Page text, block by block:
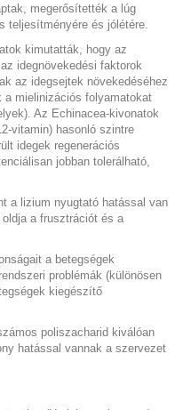
megerősítették a lúg
teljesítményére és jólétére.
kimutatták, hogy az
idegnövekedési faktorok
az idegsejtek növekedéséhez
a mielinizációs folyamatokat
Az Echinacea-kivonatok
vitamin) hasonló szintre
idegek regenerációs
jobban tolerálható,
a lizium nyugtató hatással van
a frusztrációt és a
a betegségek
problémák (különösen
kiegészítő
poliszacharid kiválóan
hatással vannak a szervezet